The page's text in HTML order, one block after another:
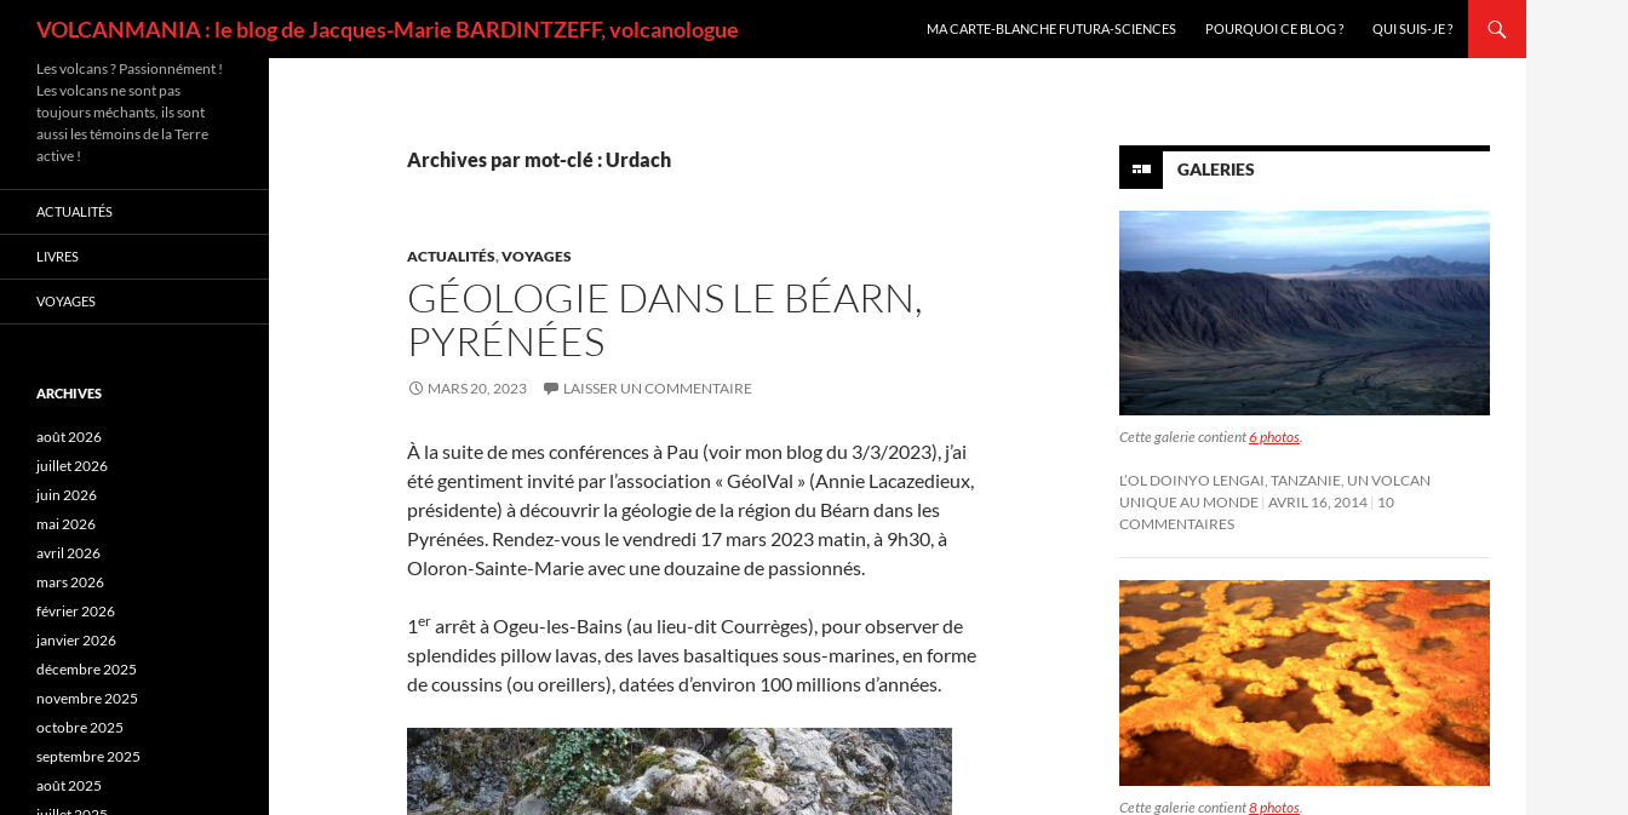
VOLCANMANIA : le blog de Jacques-Marie BARDINTZEFF, volcanologue
MA CARTE-BLANCHE FUTURA-SCIENCES
POURQUOI CE BLOG ? QUI SUIS-JE ?
Archives par mot-clé : Urdach
ACTUALITÉS,VOYAGES
GÉOLOGIE DANS LE BÉARN,
PYRÉNÉES
MARS 20, 2023 LAISSER UN COMMENTAIRE
À la suite de mes conférences à Pau (voir mon blog du 3/3/2023), j’ai
été gentiment invité par l’association « GéolVal » (Annie Lacazedieux,
présidente) à découvrir la géologie de la région du Béarn dans les
Pyrénées. Rendez-vous le vendredi 17 mars 2023 matin, à 9h30, à
Oloron-Sainte-Marie avec une douzaine de passionnés.
1er arrêt à Ogeu-les-Bains (au lieu-dit Courrèges), pour observer de
splendides pillow lavas, des laves basaltiques sous-marines, en forme
de coussins (ou oreillers), datées d’environ 100 millions d’années.
GALERIES
Cette galerie contient6 photos.
L’OL DOINYO LENGAI, TANZANIE, UN VOLCAN
UNIQUE AU MONDE AVRIL 16, 2014 10
COMMENTAIRES
Cette galerie contient8 photos
Les volcans ? Passionnément !
Les volcans ne sont pas
toujours méchants, ils sont
aussi les témoins de la Terre
active !
ACTUALITÉS
LIVRES
VOYAGES
ARCHIVES
août 2026
juillet 2026
juin 2026
mai 2026
avril 2026
mars 2026
février 2026
janvier 2026
décembre 2025
novembre 2025
octobre 2025
septembre 2025
août 2025